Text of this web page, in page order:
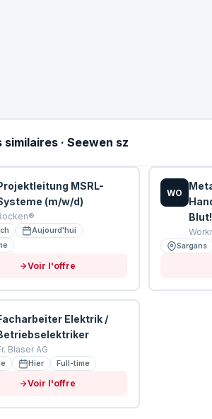
· Seewen sz
MSRL-
(m/w/d)
Aujourd'hui
Voir l'offre
WO
Blut!
Sargans
Elektrik /
Blaser AG
Hier Full-time
Voir l'offre